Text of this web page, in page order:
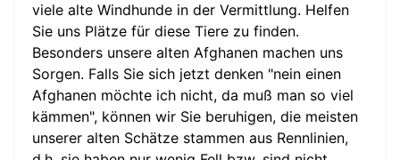
viele alte Windhunde in der Vermittlung. Helfen
Sie uns Plätze für diese Tiere zu finden.
Besonders unsere alten Afghanen machen uns
Sorgen. Falls Sie sich jetzt denken "nein einen
Afghanen möchte ich nicht, da muß man so viel
kämmen", können wir Sie beruhigen, die meisten
unserer alten Schätze stammen aus Rennlinien,